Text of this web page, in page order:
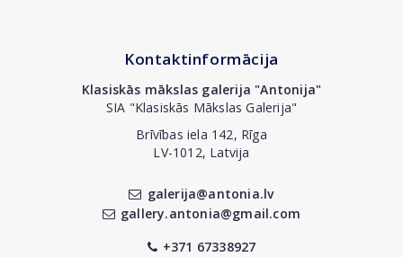
Kontaktinformācija
Klasiskās mākslas galerija "Antonija"
SIA "Klasiskās Mākslas Galerija"
Brīvības iela 142, Rīga
LV-1012, Latvija
galerija@antonia.lv
gallery.antonia@gmail.com
+371 67338927